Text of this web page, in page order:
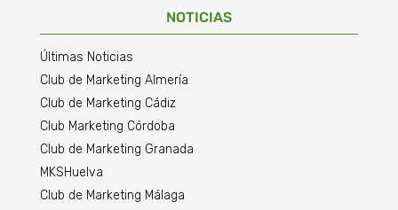
NOTICIAS
Últimas Noticias
Club de Marketing Almería
Club de Marketing Cádiz
Club Marketing Córdoba
Club de Marketing Granada
MKSHuelva
Club de Marketing Málaga